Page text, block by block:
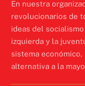
En nuestra
revolucionarios de
ideas del
izquierda y la
sistema
alternativa a la